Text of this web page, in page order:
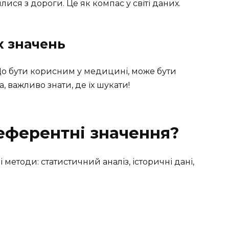
з дороги. Це як компас у світі даних.
значень
бути корисним у медицині, може бути
важливо знати, де їх шукати!
значення?
статистичний аналіз, історичні дані,